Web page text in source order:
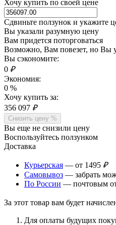
Хочу купить по своей цене
Сдвиньте ползунок и укажите
Вы указали разумную цену
Вам придется поторговаться
Возможно, Вам повезет, но Вы
Вы сэкономите:
0 ₽
Экономия:
0 %
Хочу купить за:
356 097 ₽
Снизить цену %
Вы еще не снизили цену
Воспользуйтесь ползунком
Доставка
Курьерская — от 1495 ₽
Самовывоз — забрать
По России — почтовым
За этот товар вам будет
Для оплаты будущих